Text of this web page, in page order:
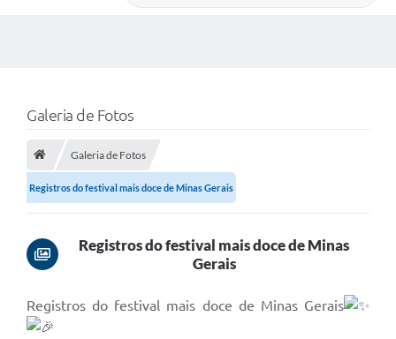
Galeria de Fotos
Galeria de Fotos
Registros do festival mais doce de Minas Gerais
Registros do festival mais doce de Minas
Gerais
Registros do festival mais doce de Minas Gerais